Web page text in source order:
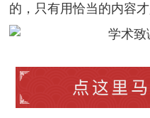
的，只有用恰当的内容